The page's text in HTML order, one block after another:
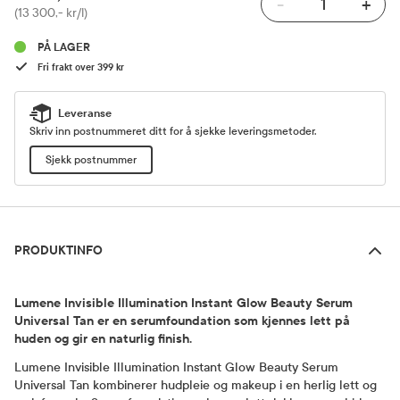
Pris
(13 300,- kr/l) - +
PÅ LAGER
Fri frakt over 399 kr
Leveranse
Skriv inn postnummeret ditt for å sjekke leveringsmetoder.
Sjekk postnummer
PRODUKTINFO
Lumene Invisible Illumination Instant Glow Beauty Serum
Universal Tan er en serumfoundation som kjennes lett på
huden og gir en naturlig finish.
Lumene Invisible Illumination Instant Glow Beauty Serum
Universal Tan kombinerer hudpleie og makeup i en herlig lett og